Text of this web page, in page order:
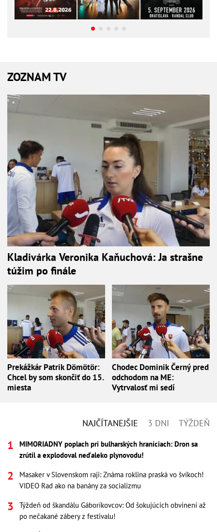
ZOZNAM TV
Kladivárka Veronika Kaňuchová: Ja strašne
túžim po finále
Prekážkár Patrik Dömötör:
Chcel by som skončiť do 15.
miesta
Chodec Dominik Černý pred
odchodom na ME:
Vytrvalosť mi sedí
NAJČÍTANEJŠIE 3 DNI TÝŽDEŇ
MIMORIADNY poplach pri bulharských hraniciach: Dron sa
zrútil a explodoval neďaleko plynovodu!
Masaker v Slovenskom raji: Známa roklina praská vo švíkoch!
VIDEO Rad ako na banány za socializmu
Týždeň od škandálu Gáboríkovcov: Od šokujúcich obvinení až
po nečakané zábery z festivalu!